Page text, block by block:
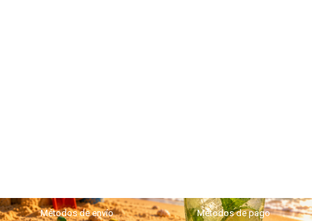
Métodos de envío Métodos de pago